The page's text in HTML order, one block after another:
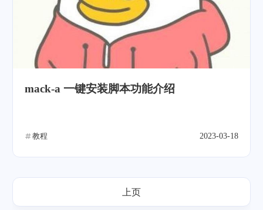
mack-a 一键安装脚本功能介绍
教程 2023-03-18
上页